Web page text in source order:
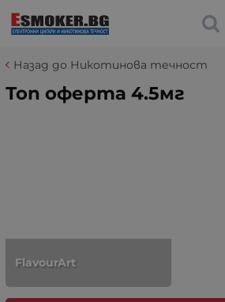
Назад до Никотинова течност
Топ оферта 4.5мг
FlavourArt